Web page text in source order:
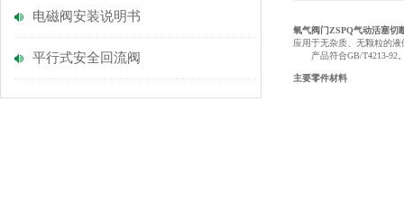
电磁阀安装说明书
平行式安全回流阀
氧气阀门ZSPQ气动活塞切
应用于无杂质、无颗粒的
产品符合GB/T4213-92
主要零件材料